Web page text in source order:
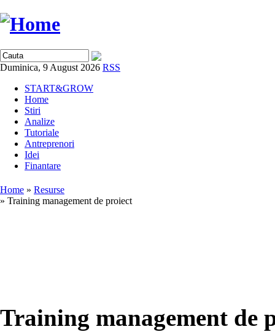
Duminica, 9 August 2026 RSS
START&GROW
Home
Stiri
Analize
Tutoriale
Antreprenori
Idei
Finantare
Home » Resurse
» Training management de proiect
Training management de